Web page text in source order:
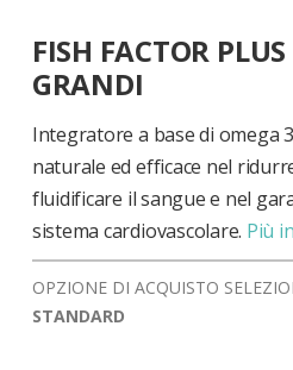
all'inizio
della
galleria
di
immagini
FISH FACTOR
GRANDI
Integratore a base di omega
naturale ed efficace nel
fluidificare il sangue e nel
sistema cardiovascolare. Più
OPZIONE DI ACQUISTO
STANDARD